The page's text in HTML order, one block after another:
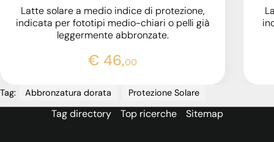
Latte solare a medio indice di protezione,
indicata per fototipi medio-chiari o pelli già
leggermente abbronzate.
€ 46,00
Tag: Abbronzatura dorata Protezione Solare
Tag directory Top ricerche Sitemap